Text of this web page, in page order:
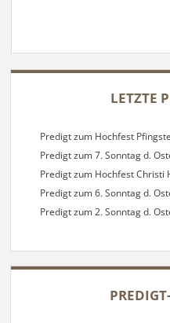
SIDEBAR
LETZTE
Predigt zum Hochfest
Predigt zum 7. Sonntag d.
Predigt zum Hochfest Christi
Predigt zum 6. Sonntag d.
Predigt zum 2. Sonntag d.